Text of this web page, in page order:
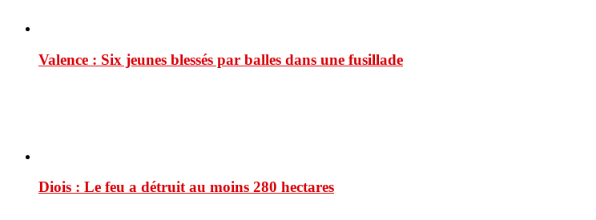
Valence : Six jeunes blessés par balles dans une fusillade
Diois : Le feu a détruit au moins 280 hectares